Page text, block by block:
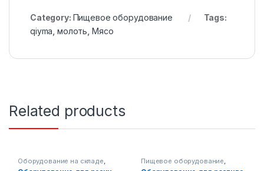
Category: Пищевое оборудование
Tags:
qiyma ,молоть Мясо
Related products
Оборудование на складе,
Пищевое оборудование
Пищевое оборудование,
Упаковочное оборудование